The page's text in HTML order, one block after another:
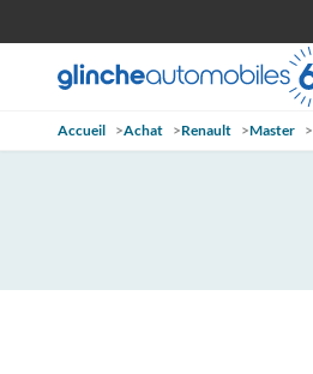
Accueil >Achat >Renault >Master >